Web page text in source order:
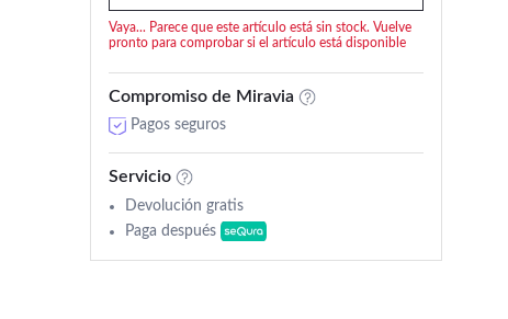
Vaya... Parece que este artículo está sin stock. Vuelve
pronto para comprobar si el artículo está disponible
Compromiso de Miravia
Pagos seguros
Servicio
Devolución gratis
Paga después